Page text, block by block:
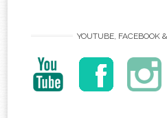
YOUTUBE, FACEBOOK &